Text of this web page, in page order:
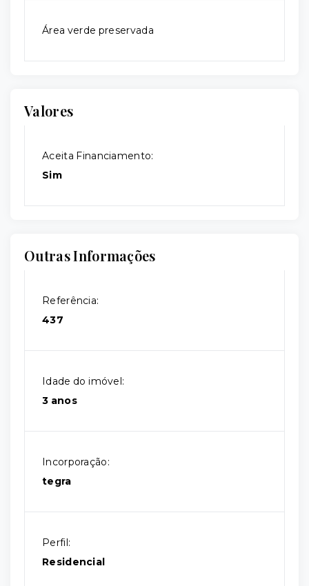
Área verde preservada
Valores
Aceita Financiamento:
Sim
Outras Informações
Referência:
437
Idade do imóvel:
3 anos
Incorporação:
tegra
Perfil:
Residencial